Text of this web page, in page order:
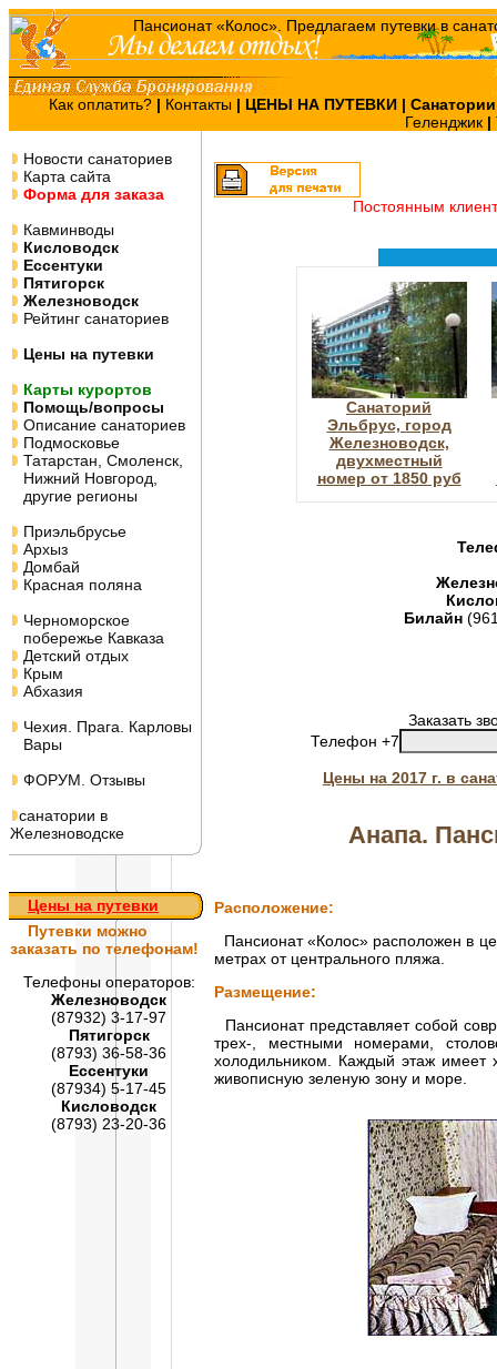
Как оплатить? | Контакты | ЦЕНЫ НА ПУТЕВКИ |
Геленджик |
Новости санаториев
Карта сайта
Форма для заказа
Кавминводы
Кисловодск
Ессентуки
Пятигорск
Железноводск
Рейтинг санаториев
Цены на путевки
Карты курортов
Помощь/вопросы
Описание санаториев
Подмосковье
Татарстан, Смоленск,
Нижний Новгород,
другие регионы
Приэльбрусье
Архыз
Домбай
Красная поляна
Черноморское
побережье Кавказа
Детский отдых
Крым
Абхазия
Чехия. Прага. Карловы
Вары
ФОРУМ. Отзывы
санатории в
Железноводске
Цены на путевки
Путевки можно
заказать по телефонам!
Телефоны операторов:
Железноводск
(87932) 3-17-97
Пятигорск
(8793) 36-58-36
Ессентуки
(87934) 5-17-45
Кисловодск
(8793) 23-20-36
Постоянным
Санаторий
Эльбрус, город
Железноводск,
двухместный
номер от 1850 руб
Билайн
Заказать
Телефон +7
Цены на 2017 г. в
Анапа.
Расположение:
Пансионат «Колос» расположен в
метрах от центрального пляжа.
Размещение:
Пансионат представляет собой
трех-, местными номерами,
холодильником. Каждый этаж имеет
живописную зеленую зону и море.